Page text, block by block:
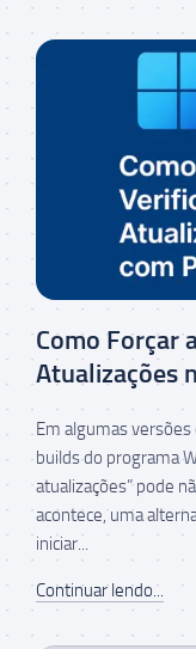
Como Forçar
Atualizações
Em algumas
builds do programa
atualizações” pode
acontece, uma
iniciar...
Continuar lendo...